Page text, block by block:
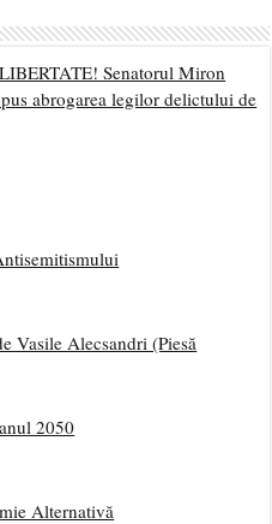
Senatorul Miron
abrogarea legilor delictului de
Vasile Alecsandri (Piesă
2050
Alternativă